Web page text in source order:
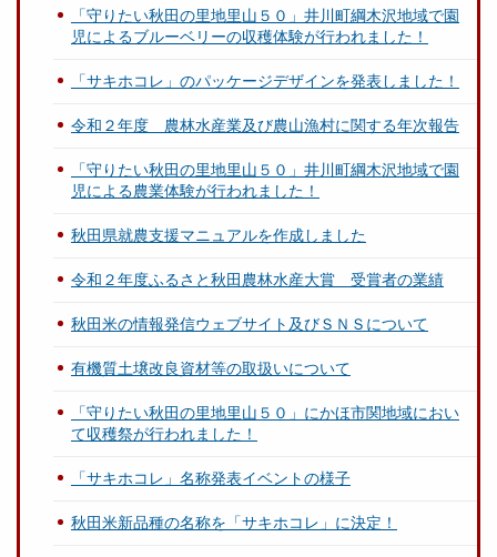
「守りたい秋田の里地里山５０」井川町綱木沢地域で園
児によるブルーベリーの収穫体験が行われました！
「サキホコレ」のパッケージデザインを発表しました！
令和２年度 農林水産業及び農山漁村に関する年次報告
「守りたい秋田の里地里山５０」井川町綱木沢地域で園
児による農業体験が行われました！
秋田県就農支援マニュアルを作成しました
令和２年度ふるさと秋田農林水産大賞 受賞者の業績
秋田米の情報発信ウェブサイト及びＳＮＳについて
有機質土壌改良資材等の取扱いについて
「守りたい秋田の里地里山５０」にかほ市関地域におい
て収穫祭が行われました！
「サキホコレ」名称発表イベントの様子
秋田米新品種の名称を「サキホコレ」に決定！